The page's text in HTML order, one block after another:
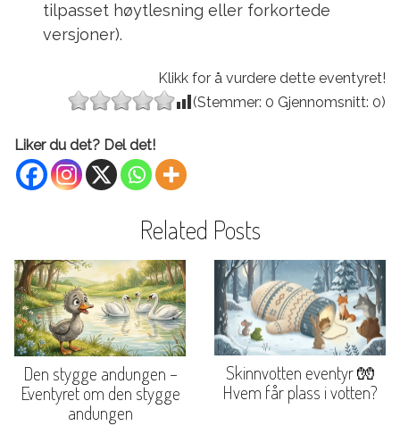
tilpasset høytlesning eller forkortede
versjoner).
Klikk for å vurdere dette eventyret!
(Stemmer: 0 Gjennomsnitt: 0)
Liker du det? Del det!
Related Posts
Den stygge andungen –
Eventyret om den stygge
andungen
Skinnvotten eventyr 🧤
Hvem får plass i votten?